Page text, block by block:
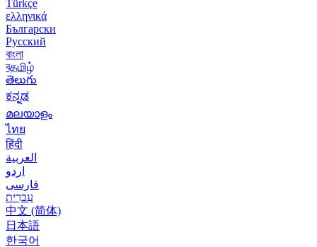
Türkçe
ελληνικά
Български
Русский
বাংলা
বதமிழ்
తెలుగు
ಕನ್ನಡ
മലയാളം
ไทย
हिंदी
العربية
اردو
فارسی
עִברִית
中文 (简体)
日本語
한국어